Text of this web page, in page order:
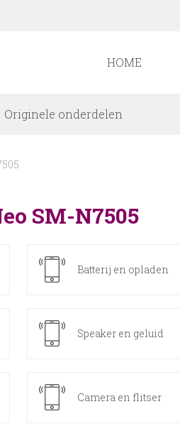
HOME
Originele onderdelen
SM-N7505
Batterij en opladen
Speaker en geluid
Camera en flitser